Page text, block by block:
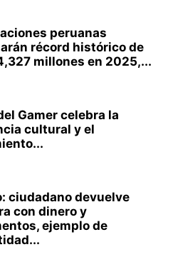
peruanas
récord histórico de
millones en 2025,...
Gamer celebra la
cultural y el
ciudadano devuelve
con dinero y
ejemplo de